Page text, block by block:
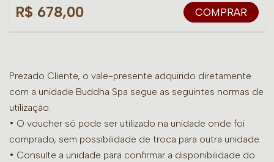
R$ 678,00 COMPRAR
Prezado Cliente, o vale-presente adquirido diretamente
com a unidade Buddha Spa segue as seguintes normas de
utilização:
• O voucher só pode ser utilizado na unidade onde foi
comprado, sem possibilidade de troca para outra unidade.
• Consulte a unidade para confirmar a disponibilidade do